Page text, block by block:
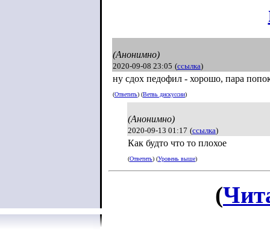
(Анонимно)
2020-09-08 23:05 (ссылка)
ну сдох педофил - хорошо, пара
(Ответить) (Ветвь дискуссии)
(Анонимно)
2020-09-13 01:17 (ссылка)
Как будто что то плохое
(Ответить) (Уровень выше)
(